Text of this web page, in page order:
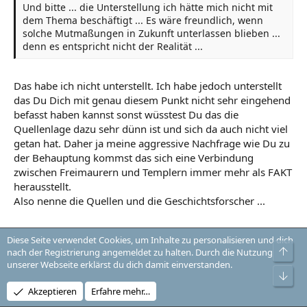
Und bitte ... die Unterstellung ich hätte mich nicht mit
dem Thema beschäftigt ... Es wäre freundlich, wenn
solche Mutmaßungen in Zukunft unterlassen blieben ...
denn es entspricht nicht der Realität ...
Das habe ich nicht unterstellt. Ich habe jedoch unterstellt
das Du Dich mit genau diesem Punkt nicht sehr eingehend
befasst haben kannst sonst wüsstest Du das die
Quellenlage dazu sehr dünn ist und sich da auch nicht viel
getan hat. Daher ja meine aggressive Nachfrage wie Du zu
der Behauptung kommst das sich eine Verbindung
zwischen Freimaurern und Templern immer mehr als FAKT
herausstellt.
Also nenne die Quellen und die Geschichtsforscher ...
allardliao schrieb:
... nur kommen immer mehr Geschichtsforscher eben zu
Diese Seite verwendet Cookies, um Inhalte zu personalisieren und dich
nach der Registrierung angemeldet zu halten. Durch die Nutzung
unserer Webseite erklärst du dich damit einverstanden.
Akzeptieren Erfahre mehr…